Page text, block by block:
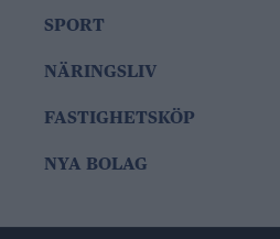
SPORT
NÄRINGSLIV
FASTIGHETSKÖP
NYA BOLAG